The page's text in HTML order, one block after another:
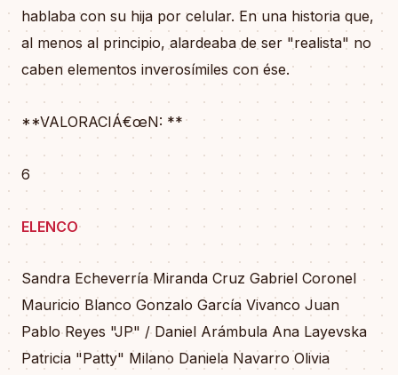
hablaba con su hija por celular. En una historia que,
al menos al principio, alardeaba de ser "realista" no
caben elementos inverosímiles con ése.
**VALORACIÁ€œN: **
6
ELENCO
Sandra Echeverría Miranda Cruz Gabriel Coronel
Mauricio Blanco Gonzalo García Vivanco Juan
Pablo Reyes "JP" / Daniel Arámbula Ana Layevska
Patricia "Patty" Milano Daniela Navarro Olivia